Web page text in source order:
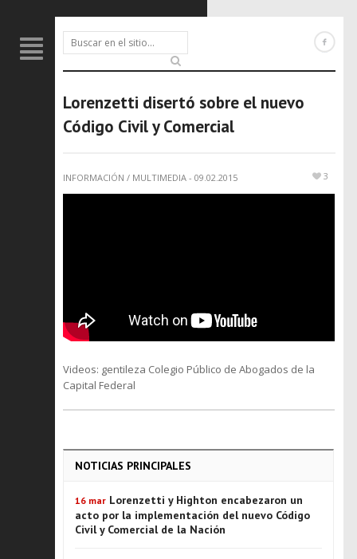
Lorenzetti disertó sobre el nuevo
Código Civil y Comercial
INFORMACIÓN / MULTIMEDIA - 09.02.2015 3
Videos: gentileza Colegio Público de Abogados de la
Capital Federal
NOTICIAS PRINCIPALES
16 mar Lorenzetti y Highton encabezaron un
acto por la implementación del nuevo Código
Civil y Comercial de la Nación